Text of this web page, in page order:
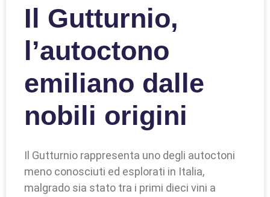
Il Gutturnio,
l’autoctono
emiliano dalle
nobili origini
Il Gutturnio rappresenta uno degli autoctoni
meno conosciuti ed esplorati in Italia,
malgrado sia stato tra i primi dieci vini a